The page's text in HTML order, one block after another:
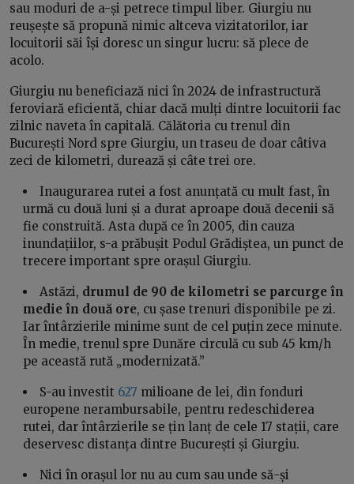
sau moduri de a-și petrece timpul liber. Giurgiu nu
reușește să propună nimic altceva vizitatorilor, iar
locuitorii săi își doresc un singur lucru: să plece de
acolo.
Giurgiu nu beneficiază nici în 2024 de infrastructură
feroviară eficientă, chiar dacă mulți dintre locuitorii fac
zilnic naveta în capitală. Călătoria cu trenul din
București Nord spre Giurgiu, un traseu de doar câtiva
zeci de kilometri, durează și câte trei ore.
Inaugurarea rutei a fost anunțată cu mult fast, în
urmă cu două luni și a durat aproape două decenii să
fie construită. Asta după ce în 2005, din cauza
inundațiilor, s-a prăbușit Podul Grădiștea, un punct de
trecere important spre orașul Giurgiu.
Astăzi, drumul de 90 de kilometri se parcurge în
medie în două ore, cu șase trenuri disponibile pe zi.
Iar întârzierile minime sunt de cel puțin zece minute.
În medie, trenul spre Dunăre circulă cu sub 45 km/h
pe această rută „modernizată.”
S-au investit 627 milioane de lei, din fonduri
europene nerambursabile, pentru redeschiderea
rutei, dar întârzierile se țin lanț de cele 17 stații, care
deservesc distanța dintre București și Giurgiu.
Nici în orașul lor nu au cum sau unde să-și